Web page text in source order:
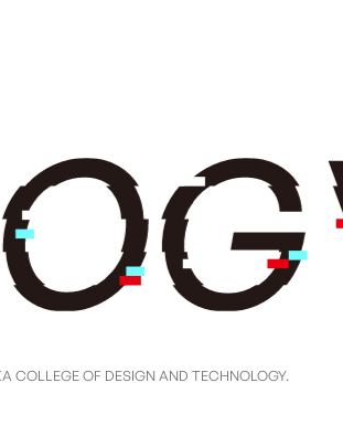
COLLEGE OF DESIGN AND TECHNOLOGY.